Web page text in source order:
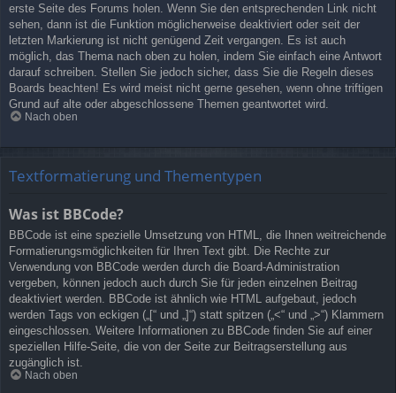
erste Seite des Forums holen. Wenn Sie den entsprechenden Link nicht
sehen, dann ist die Funktion möglicherweise deaktiviert oder seit der
letzten Markierung ist nicht genügend Zeit vergangen. Es ist auch
möglich, das Thema nach oben zu holen, indem Sie einfach eine Antwort
darauf schreiben. Stellen Sie jedoch sicher, dass Sie die Regeln dieses
Boards beachten! Es wird meist nicht gerne gesehen, wenn ohne triftigen
Grund auf alte oder abgeschlossene Themen geantwortet wird.
Nach oben
Textformatierung und Thementypen
Was ist BBCode?
BBCode ist eine spezielle Umsetzung von HTML, die Ihnen weitreichende
Formatierungsmöglichkeiten für Ihren Text gibt. Die Rechte zur
Verwendung von BBCode werden durch die Board-Administration
vergeben, können jedoch auch durch Sie für jeden einzelnen Beitrag
deaktiviert werden. BBCode ist ähnlich wie HTML aufgebaut, jedoch
werden Tags von eckigen („[“ und „]“) statt spitzen („<“ und „>“) Klammern
eingeschlossen. Weitere Informationen zu BBCode finden Sie auf einer
speziellen Hilfe-Seite, die von der Seite zur Beitragserstellung aus
zugänglich ist.
Nach oben